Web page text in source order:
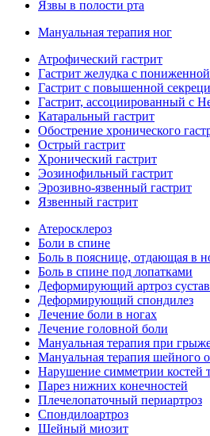
Язвы в полости рта
Мануальная терапия ног
Атрофический гастрит
Гастрит желудка с
Гастрит с повышенной
Гастрит, ассоциированный с
Катаральный гастрит
Обострение хронического
Острый гастрит
Хронический гастрит
Эозинофильный гастрит
Эрозивно-язвенный гастрит
Язвенный гастрит
Атеросклероз
Боли в спине
Боль в пояснице, отдающая в
Боль в спине под лопатками
Деформирующий артроз
Деформирующий спондилез
Лечение боли в ногах
Лечение головной боли
Мануальная терапия при
Мануальная терапия шейного
Нарушение симметрии костей
Парез нижних конечностей
Плечелопаточный периартроз
Спондилоартроз
Шейный миозит